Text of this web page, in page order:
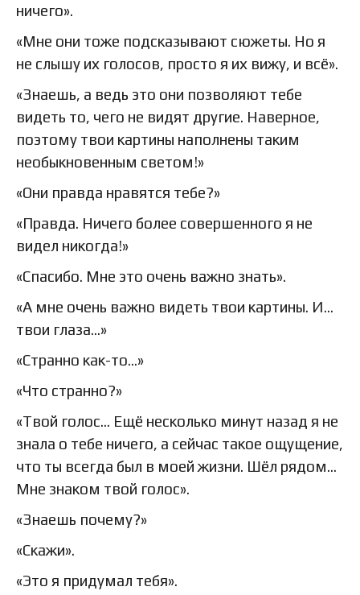
ничего».
«Мне они тоже подсказывают сюжеты. Но я
не слышу их голосов, просто я их вижу, и всё».
«Знаешь, а ведь это они позволяют тебе
видеть то, чего не видят другие. Наверное,
поэтому твои картины наполнены таким
необыкновенным светом!»
«Они правда нравятся тебе?»
«Правда. Ничего более совершенного я не
видел никогда!»
«Спасибо. Мне это очень важно знать».
«А мне очень важно видеть твои картины. И…
твои глаза…»
«Странно как-то…»
«Что странно?»
«Твой голос… Ещё несколько минут назад я не
знала о тебе ничего, а сейчас такое ощущение,
что ты всегда был в моей жизни. Шёл рядом…
Мне знаком твой голос».
«Знаешь почему?»
«Скажи».
«Это я придумал тебя».